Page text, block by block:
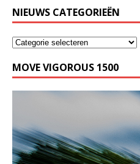
NIEUWS CATEGORIEËN
MOVE VIGOROUS 1500